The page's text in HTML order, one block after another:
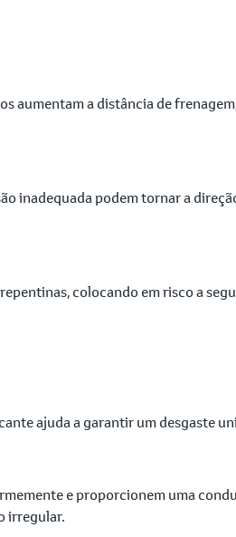
aumentam a distância de
inadequada podem tornar a
colocando em risco a
ajuda a garantir um desgaste
e proporcionem uma
irregular.